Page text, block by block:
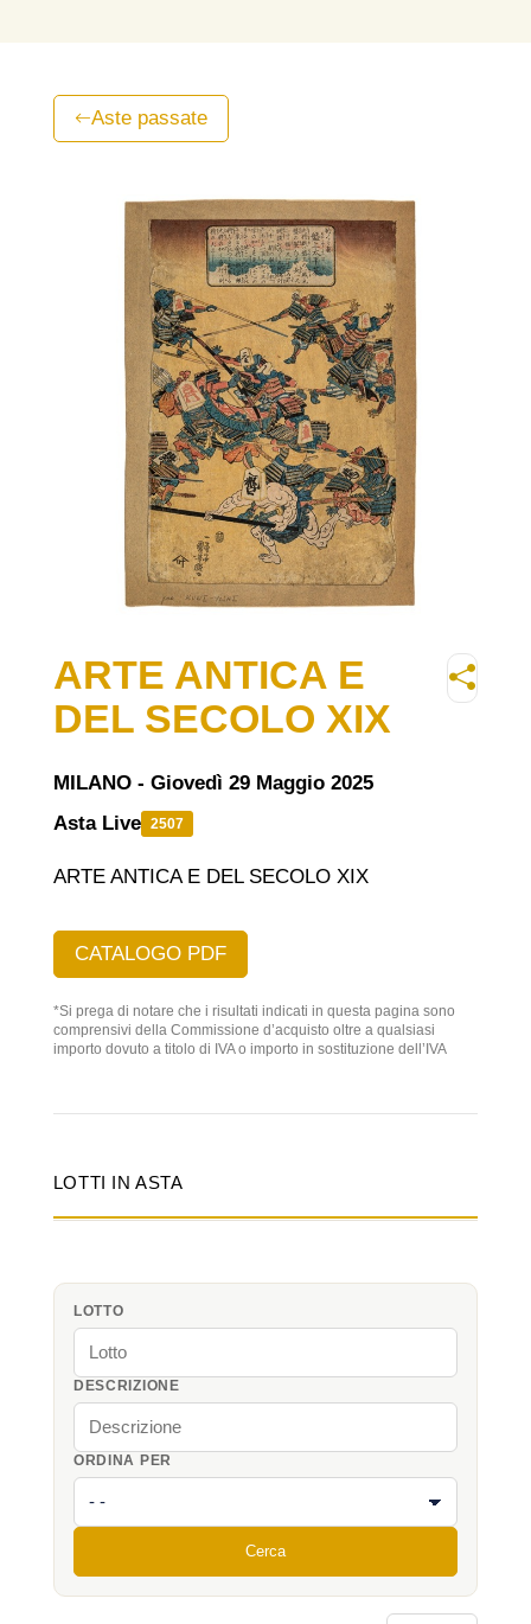
Aste passate
ARTE ANTICA E
DEL SECOLO XIX
MILANO - Giovedì 29 Maggio 2025
Asta Live 2507
ARTE ANTICA E DEL SECOLO XIX
CATALOGO PDF
*Si prega di notare che i risultati indicati in questa pagina sono
comprensivi della Commissione d’acquisto oltre a qualsiasi
importo dovuto a titolo di IVA o importo in sostituzione dell’IVA
LOTTI IN ASTA
LOTTO
DESCRIZIONE
ORDINA PER
Cerca